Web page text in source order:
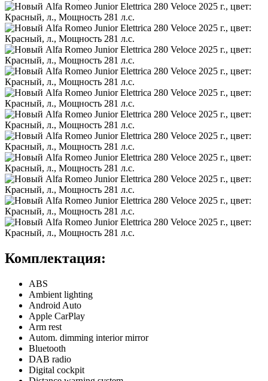
Комплектация:
ABS
Ambient lighting
Android Auto
Apple CarPlay
Arm rest
Autom. dimming interior mirror
Bluetooth
DAB radio
Digital cockpit